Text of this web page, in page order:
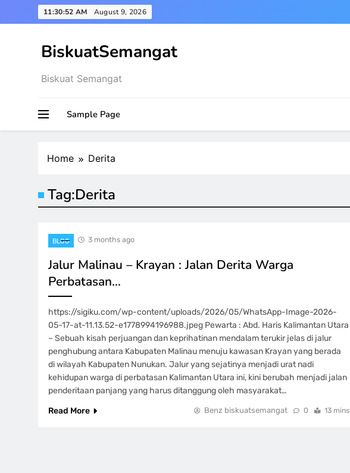
to
11:30:53 AM August 9, 2026
BiskuatSemangat
Biskuat Semangat
Sample Page
Home Derita
Tag:Derita
BLOG 3 months ago
Jalur Malinau – Krayan : Jalan Derita Warga
Perbatasan…
https://sigiku.com/wp-content/uploads/2026/05/WhatsApp-Image-2026-
05-17-at-11.13.52-e1778994196988.jpeg Pewarta : Abd. Haris Kalimantan Utara
– Sebuah kisah perjuangan dan keprihatinan mendalam terukir jelas di jalur
penghubung antara Kabupaten Malinau menuju kawasan Krayan yang berada
di wilayah Kabupaten Nunukan. Jalur yang sejatinya menjadi urat nadi
kehidupan warga di perbatasan Kalimantan Utara ini, kini berubah menjadi jalan
penderitaan panjang yang harus ditanggung oleh masyarakat…
Read More
Benz biskuatsemangat 0 13 mins